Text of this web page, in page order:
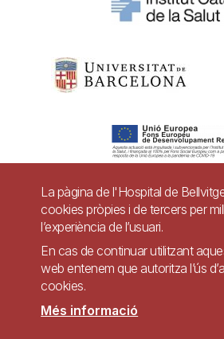
Pie
página
Contacte
Accessibilitat Avís legal
La pàgina de l'Hospital de
cookies pròpies i de tercers per
l’experiència de l’usuari.
En cas de continuar utilitzant
web entenem que autoritza l’ús
cookies.
Més informació